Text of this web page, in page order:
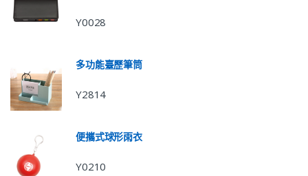
Y0028
多功能臺歷筆筒
Y2814
便攜式球形雨衣
Y0210